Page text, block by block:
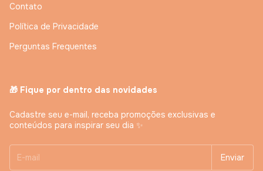
Contato
Política de Privacidade
Perguntas Frequentes
🎁 Fique por dentro das novidades
Cadastre seu e-mail, receba promoções exclusivas e
conteúdos para inspirar seu dia ✨